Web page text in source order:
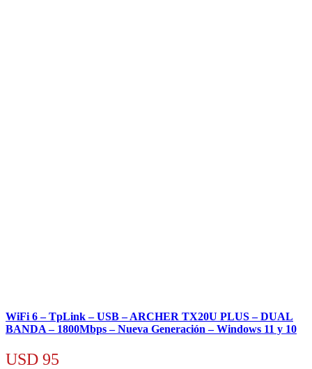
WiFi 6 – TpLink – USB – ARCHER TX20U PLUS – DUAL
BANDA – 1800Mbps – Nueva Generación – Windows 11 y 10
USD 95